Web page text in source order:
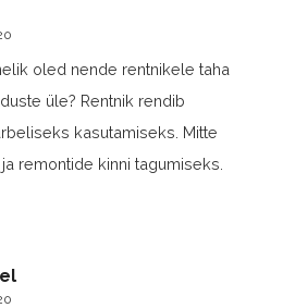
oled nende rentnikele taha
üle? Rentnik rendib
kasutamiseks. Mitte
remontide kinni tagumiseks.